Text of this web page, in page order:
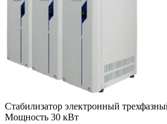
Стабилизатор электронный
Мощность 30 кВт